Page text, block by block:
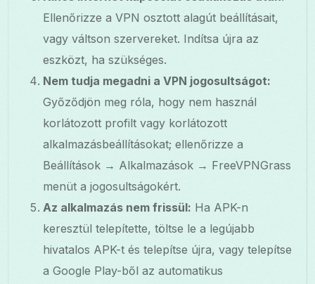
Ellenőrizze a VPN osztott alagút beállításait,
vagy váltson szervereket. Indítsa újra az
eszközt, ha szükséges.
Nem tudja megadni a VPN jogosultságot:
Győződjön meg róla, hogy nem használ
korlátozott profilt vagy korlátozott
alkalmazásbeállításokat; ellenőrizze a
Beállítások → Alkalmazások → FreeVPNGrass
menüt a jogosultságokért.
Az alkalmazás nem frissül: Ha APK-n
keresztül telepítette, töltse le a legújabb
hivatalos APK-t és telepítse újra, vagy telepítse
a Google Play-ből az automatikus